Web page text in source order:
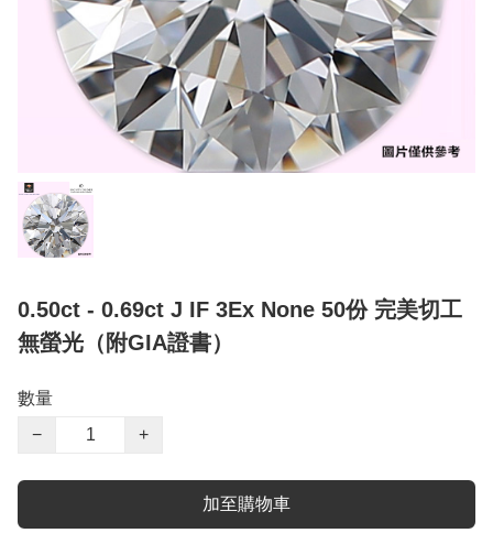
0.50ct - 0.69ct J IF 3Ex None 50份 完美切工
無螢光（附GIA證書）
數量
−
+
加至購物車